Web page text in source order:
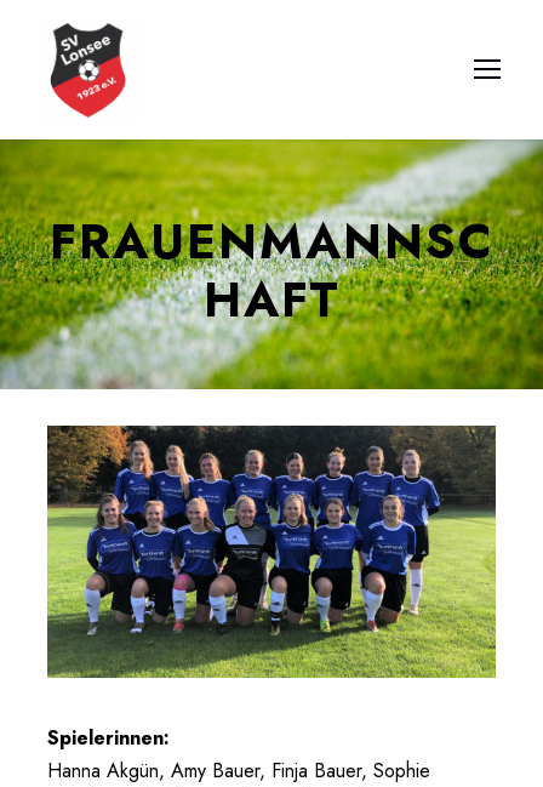
FRAUENMANNSC
HAFT
Spielerinnen:
Hanna Akgün, Amy Bauer, Finja Bauer, Sophie